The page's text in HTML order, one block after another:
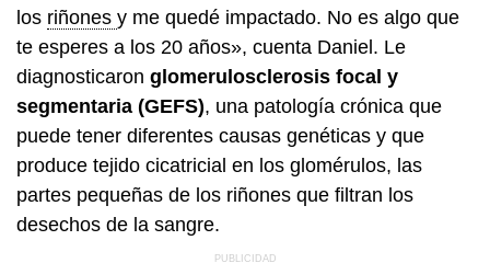
los riñones y me quedé impactado. No es algo que
te esperes a los 20 años», cuenta Daniel. Le
diagnosticaron glomerulosclerosis focal y
segmentaria (GEFS), una patología crónica que
puede tener diferentes causas genéticas y que
produce tejido cicatricial en los glomérulos, las
partes pequeñas de los riñones que filtran los
desechos de la sangre.